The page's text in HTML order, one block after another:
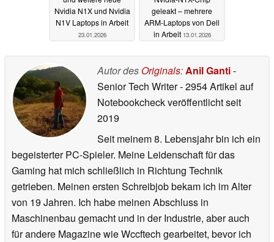
Nvidia N1X und Nvidia
N1V Laptops in Arbeit
23.01.2026
geleakt – mehrere
ARM-Laptops von Dell
in Arbeit 13.01.2026
Autor des Originals:Anil Ganti-
Senior Tech Writer- 2954 Artikel auf
Notebookcheck veröffentlichtseit
2019
Seit meinem 8. Lebensjahr bin ich ein
begeisterter PC-Spieler. Meine Leidenschaft für das
Gaming hat mich schließlich in Richtung Technik
getrieben. Meinen ersten Schreibjob bekam ich im Alter
von 19 Jahren. Ich habe meinen Abschluss in
Maschinenbau gemacht und in der Industrie, aber auch
für andere Magazine wie Wccftech gearbeitet, bevor ich